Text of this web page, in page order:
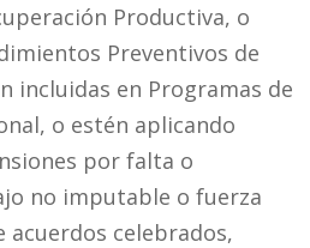
Productiva, o
Preventivos de
incluidas en Programas de
o estén aplicando
por falta o
no imputable o fuerza
celebrados,